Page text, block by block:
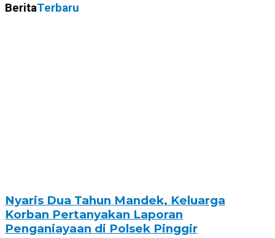
BeritaTerbaru
Nyaris Dua Tahun Mandek, Keluarga
Korban Pertanyakan Laporan
Penganiayaan di Polsek Pinggir